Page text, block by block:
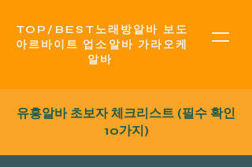
TOP​/BEST노래방알바 보도
아르바이트 업소알바 가라오케
알바
유흥알바초보자 체크리스트 (필수 확인
10가지)